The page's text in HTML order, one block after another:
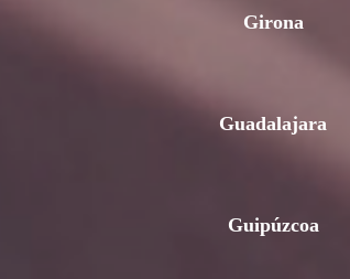
Girona
Guadalajara
Guipúzcoa